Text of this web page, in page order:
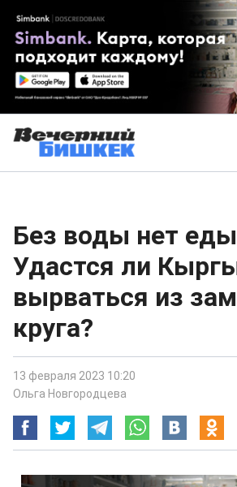
Без воды нет
Удастся ли
вырваться из
круга?
13 февраля 2023 10:20
Ольга Новгородцева